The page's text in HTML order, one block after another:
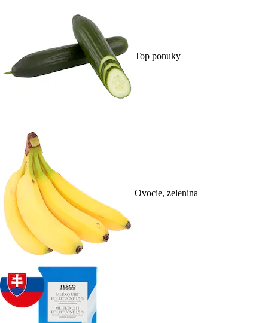
Top ponuky
Ovocie, zelenina